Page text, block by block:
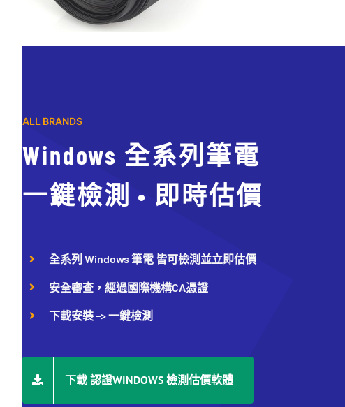
ALL BRANDS
Windows 全系列筆電
一鍵檢測 • 即時估價
全系列 Windows 筆電 皆可檢測並立即估價
安全審查，經過國際機構CA憑證
下載安裝 –> 一鍵檢測
下載 認證WINDOWS 檢測估價軟體